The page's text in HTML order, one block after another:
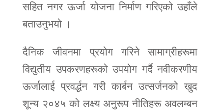
सहित नगर ऊर्जा योजना निर्माण गरिएको उहाँले
बताउनुभयो ।
दैनिक जीवनमा प्रयोग गरिने सामाग्रीहरूमा
विद्युतीय उपकरणहरूको उपयोग गर्दै नवीकरणीय
ऊर्जालाई प्रवर्द्धन गरी कार्बन उत्सर्जनको खुद
शून्य २०४५ को लक्ष्य अनुरूप नीतिहरू अवलम्बन